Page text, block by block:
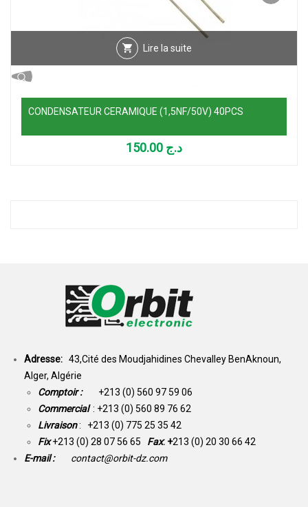
Lire la suite
CONDENSATEUR CERAMIQUE (1,5NF/50V) 40PCS
د.ج
Adresse: 43,Cité des Moudjahidines Chevalley BenAknoun,
Alger, Algérie
Comptoir : +213 (0) 560 97 59 06
Commercial : +213 (0) 560 89 76 62
Livraison: +213 (0) 775 25 35 42
Fix +213 (0) 28 07 56 65 Fax: +213 (0) 20 30 66 42
E-mail :
contact@orbit-dz.com